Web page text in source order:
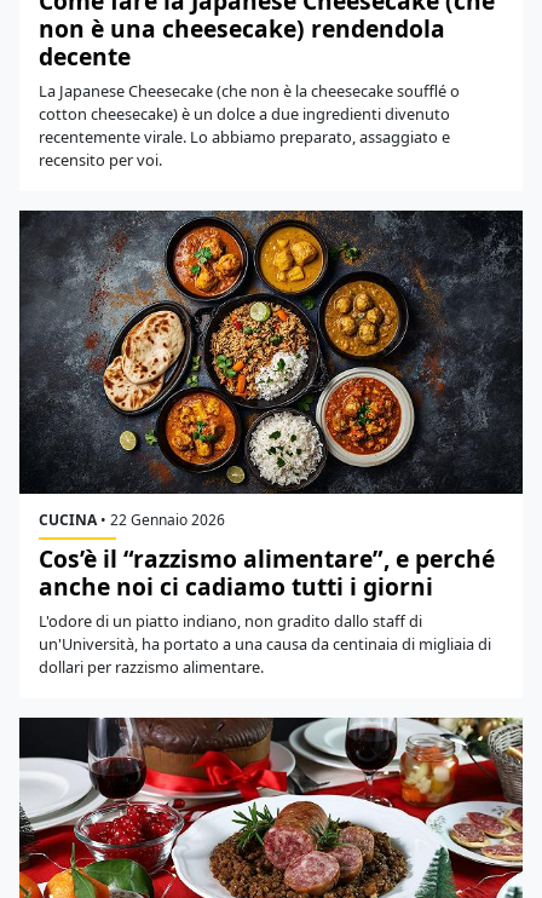
non è una cheesecake) rendendola
decente
La Japanese Cheesecake (che non è la cheesecake soufflé o
cotton cheesecake) è un dolce a due ingredienti divenuto
recentemente virale. Lo abbiamo preparato, assaggiato e
recensito per voi.
CUCINA• 22 Gennaio 2026
Cos’è il “razzismo alimentare”, e perché
anche noi ci cadiamo tutti i giorni
L'odore di un piatto indiano, non gradito dallo staff di
un'Università, ha portato a una causa da centinaia di migliaia di
dollari per razzismo alimentare.